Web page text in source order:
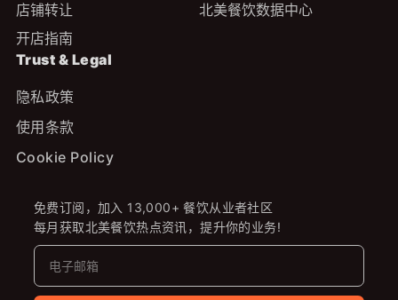
店铺转让
开店指南
北美餐饮数据中心
Trust & Legal
隐私政策
使用条款
Cookie Policy
免费订阅，加入 13,000+ 餐饮从业者社区
每月获取北美餐饮热点资讯，提升你的业务!